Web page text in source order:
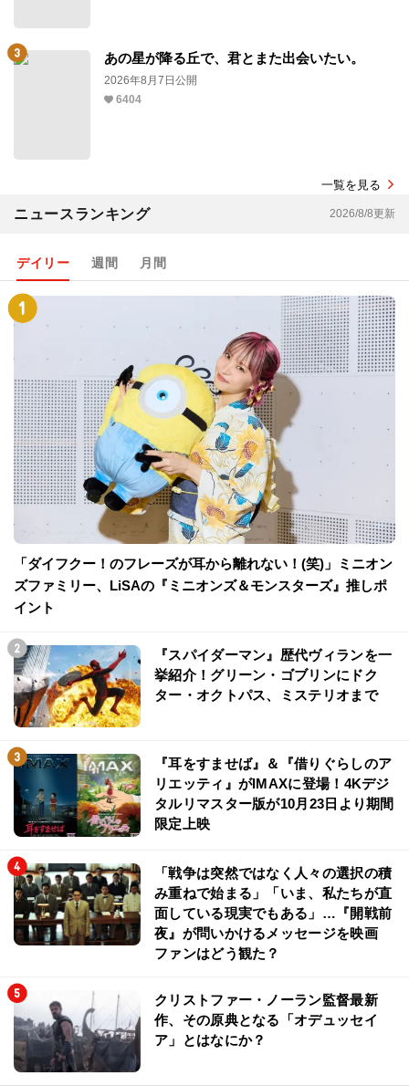
あの星が降る丘で、君とまた出会いたい。
2026年8月7日公開
6404
一覧を見る
ニュースランキング 2026/8/8更新
デイリー 週間 月間
「ダイフクー！のフレーズが耳から離れない！(笑)」ミニオン
ズファミリー、LiSAの『ミニオンズ＆モンスターズ』推しポ
イント
『スパイダーマン』歴代ヴィランを一
挙紹介！グリーン・ゴブリンにドク
ター・オクトパス、ミステリオまで
『耳をすませば』＆『借りぐらしのア
リエッティ』がIMAXに登場！4Kデジ
タルリマスター版が10月23日より期間
限定上映
「戦争は突然ではなく人々の選択の積
み重ねで始まる」「いま、私たちが直
面している現実でもある」…『開戦前
夜』が問いかけるメッセージを映画
ファンはどう観た？
クリストファー・ノーラン監督最新
作、その原典となる「オデュッセイ
ア」とはなにか？